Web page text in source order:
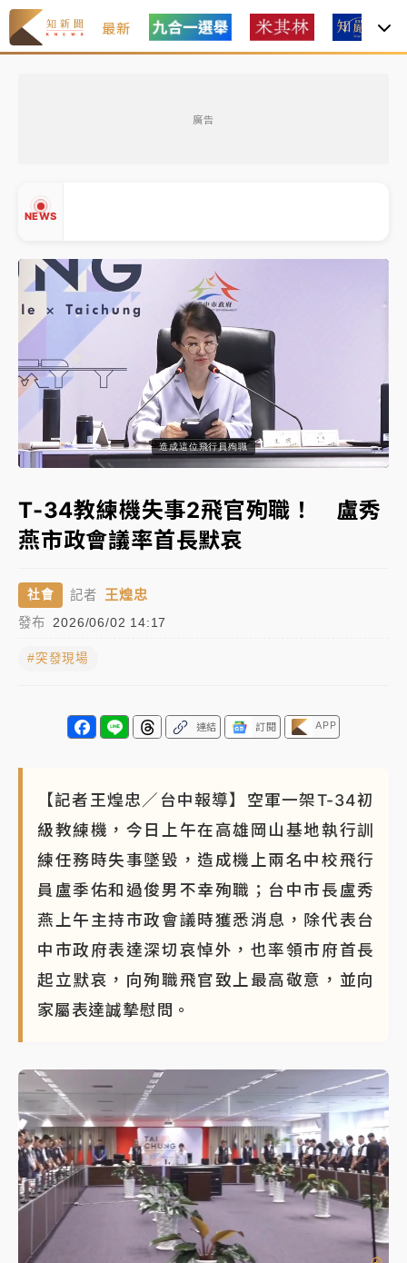
最新
廣告
NEWS
韓股最壞時期已過？大摩估去槓桿完成逾半 波動率降
至2個月低
「白海豚」雨炸新北！通報109件災情 侯友宜揭這類災
損最多
白海豚挾豪雨狂炸新北！時雨量破百毫米 水塔、雨棚
砸落毀車
金控第2季海外曝險破31兆創高 日本年增45%居冠
日職｜
林安可狀態正好卻因左膝疼痛下二軍 日媒感嘆
「好事多磨」
至2個月低
「白海豚」雨炸新北！通報109件災情 侯友宜揭這類災
白海豚挾豪雨狂炸新北！時雨量破百毫米 水塔、雨棚
砸落毀車
▲
▼
造成這位飛行員殉職
UnmuteLoaded:
66.00%
Subtitles
T-34教練機失事2飛官殉職！ 盧秀
燕市政會議率首長默哀
社會 記者 王煌忠
發布 2026/06/02 14:17
#突發現場
連結 訂閱 APP
【記者王煌忠／台中報導】空軍一架T-34初
級教練機，今日上午在高雄岡山基地執行訓
練任務時失事墜毀，造成機上兩名中校飛行
員盧季佑和過俊男不幸殉職；台中市長盧秀
燕上午主持市政會議時獲悉消息，除代表台
中市政府表達深切哀悼外，也率領市府首長
起立默哀，向殉職飛官致上最高敬意，並向
家屬表達誠摯慰問。